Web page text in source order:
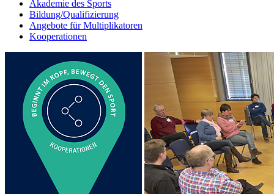
Akademie des Sports
Bildung/Qualifizierung
Angebote für Multiplikatoren
Kooperationen